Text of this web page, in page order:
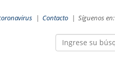
| Contacto | Síguenos en: